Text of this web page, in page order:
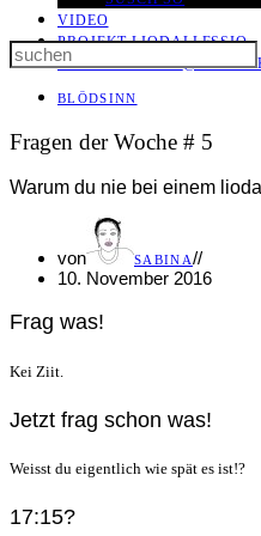
VIDEO
PROJEKT LIODALLESSIO
LET IT ALL OUT@
Search
for:
BLÖDSINN
Fragen der Woche # 5
Warum du nie bei einem
von SABINA//
10. November 2016
Frag was!
Kei Ziit.
Jetzt frag schon was!
Weisst du eigentlich wie spät es ist!?
17:15?